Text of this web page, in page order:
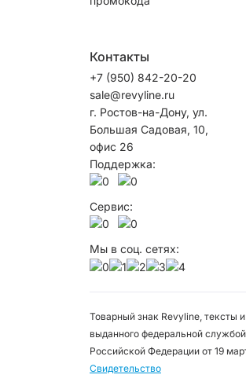
Контакты
+7 (950) 842-20-20
sale@revyline.ru
г. Ростов-на-Дону, ул.
Большая Садовая, 10,
офис 26
Поддержка:
Сервис:
Мы в соц. сетях:
Товарный знак Revyline, тексты
выданного федеральной
Российской Федерации от 19
Свидетельство